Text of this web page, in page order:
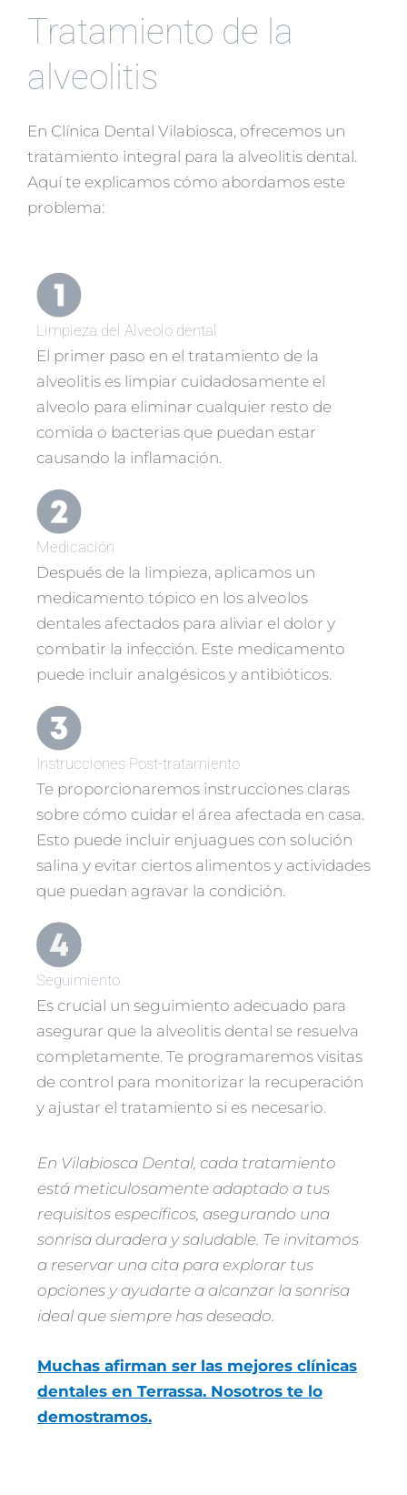
Tratamiento de la
alveolitis
En Clínica Dental Vilabiosca, ofrecemos un
tratamiento integral para la alveolitis dental.
Aquí te explicamos cómo abordamos este
problema:
Limpieza del Alveolo dental
El primer paso en el tratamiento de la
alveolitis es limpiar cuidadosamente el
alveolo para eliminar cualquier resto de
comida o bacterias que puedan estar
causando la inflamación.
Medicación
Después de la limpieza, aplicamos un
medicamento tópico en los alveolos
dentales afectados para aliviar el dolor y
combatir la infección. Este medicamento
puede incluir analgésicos y antibióticos.
Instrucciones Post-tratamiento
Te proporcionaremos instrucciones claras
sobre cómo cuidar el área afectada en casa.
Esto puede incluir enjuagues con solución
salina y evitar ciertos alimentos y actividades
que puedan agravar la condición.
Seguimiento
Es crucial un seguimiento adecuado para
asegurar que la alveolitis dental se resuelva
completamente. Te programaremos visitas
de control para monitorizar la recuperación
y ajustar el tratamiento si es necesario.
En Vilabiosca Dental, cada tratamiento
está meticulosamente adaptado a tus
requisitos específicos, asegurando una
sonrisa duradera y saludable. Te invitamos
a reservar una cita para explorar tus
opciones y ayudarte a alcanzar la sonrisa
ideal que siempre has deseado.
Muchas afirman ser las mejores clínicas
dentales en Terrassa. Nosotros te lo
demostramos.